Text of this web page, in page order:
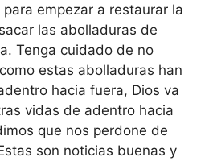
empezar a restaurar la
las abolladuras de
Tenga cuidado de no
estas abolladuras han
hacia fuera, Dios va
vidas de adentro hacia
que nos perdone de
son noticias buenas y